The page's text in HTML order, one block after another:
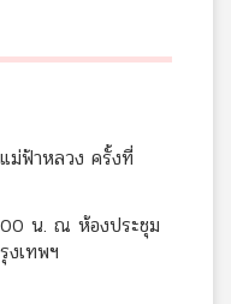
ม่ฟ้าหลวง ครั้งที่
น. ณ ห้องประชุม
เทพฯ